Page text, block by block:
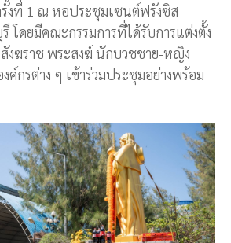
งที่ 1 ณ หอประชุมเซนต์ฟรังซิส
โดยมีคณะกรรมการที่ได้รับการแต่งตั้ง
งฆราช พระสงฆ์ นักบวชชาย-หญิง
ค์กรต่าง ๆ เข้าร่วมประชุมอย่างพร้อม